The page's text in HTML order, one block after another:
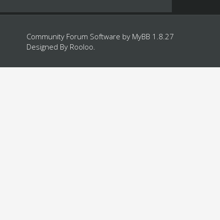
Community Forum Software by MyBB 1.8.27
Designed By Rooloo.